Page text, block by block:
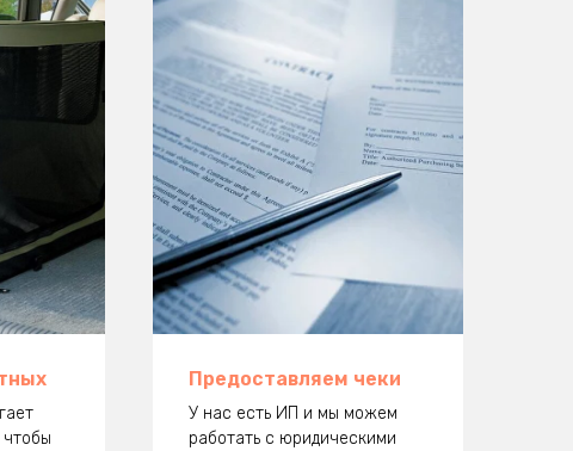
Предоставляем чеки
У нас есть ИП и мы можем
работать с юридическими